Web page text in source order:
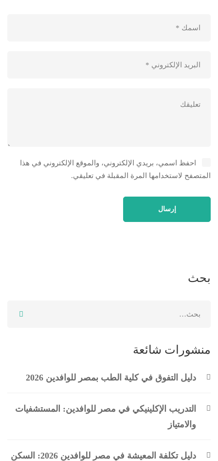
احفظ اسمي، بريدي الإلكتروني، والموقع الإلكتروني في هذا
المتصفح لاستخدامها المرة المقبلة في تعليقي.
بحث
منشورات شائعة
دليل التفوق في كلية الطب بمصر للوافدين 2026
التدريب الإكلينيكي في مصر للوافدين: المستشفيات
والامتياز
دليل تكلفة المعيشة في مصر للوافدين 2026: السكن